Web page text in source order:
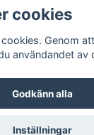
© 2026 Bellvivo.com
cookies
cookies. Genom
användandet av
Godkänn alla
Inställningar